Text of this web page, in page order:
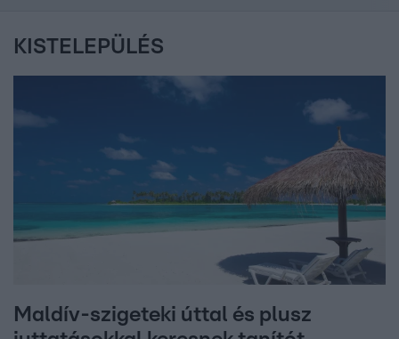
KISTELEPÜLÉS
Maldív-szigeteki úttal és plusz